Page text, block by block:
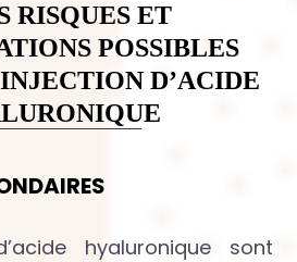
RISQUES ET
POSSIBLES
D’ACIDE
hyaluronique sont